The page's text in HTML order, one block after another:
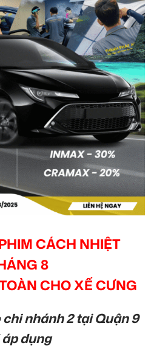
CÁCH NHIỆT
8
CHO XẾ CƯNG
nhánh 2 tại Quận 9
áp dụng